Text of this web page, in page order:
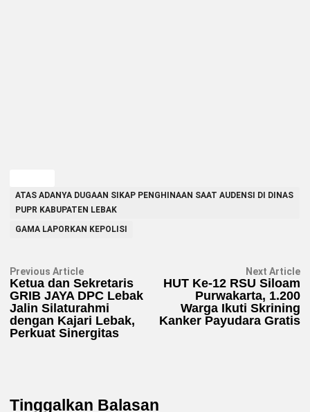
ATAS ADANYA DUGAAN SIKAP PENGHINAAN SAAT AUDENSI DI DINAS
PUPR KABUPATEN LEBAK
GAMA LAPORKAN KEPOLISI
Navigasi
pos
Previous ArticlePrevious
article:
Ketua dan Sekretaris
GRIB JAYA DPC Lebak
Jalin Silaturahmi
dengan Kajari Lebak,
Perkuat Sinergitas
Next Article
HUT Ke-12 RSU Siloam
Purwakarta, 1.200
Warga Ikuti Skrining
Kanker Payudara Gratis
Tinggalkan Balasan